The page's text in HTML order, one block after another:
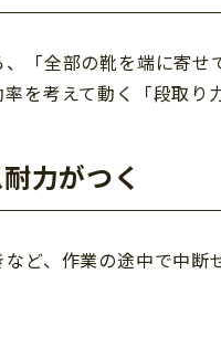
「全部の靴を端に寄
を考えて動く「段取り
力がつく
ど、作業の途中で中